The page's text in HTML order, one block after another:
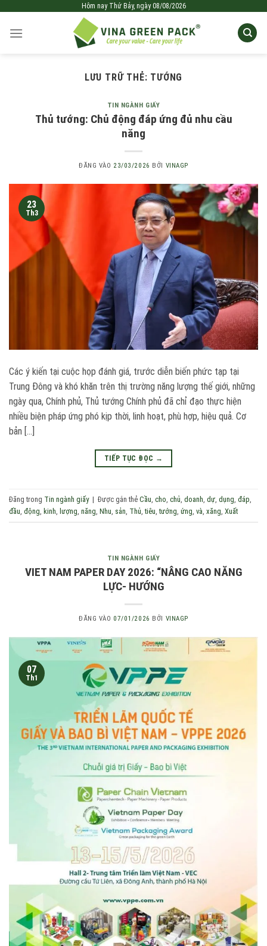
Hôm nay Thứ Bảy,ngày08/08/2026
LƯU TRỮ THẺ: TƯỚNG
TIN NGÀNH GIẤY
Thủ tướng: Chủ động đáp ứng đủ nhu cầu
năng
ĐĂNG VÀO 23/03/2026 BỞI VINAGP
23
Th3
Các ý kiến tại cuộc họp đánh giá, trước diễn biến phức tạp tại
Trung Đông và khó khăn trên thị trường năng lượng thế giới, những
ngày qua, Chính phủ, Thủ tướng Chính phủ đã chỉ đạo thực hiện
nhiều biện pháp ứng phó kịp thời, linh hoạt, phù hợp, hiệu quả. Cơ
bản […]
TIẾP TỤC ĐỌC →
Đăng trong Tin ngành giấy | Được gắn thẻ Cầu cho chủ doanh dự dụng đáp
đầu động kinh lượng năng Nhu sản Thủ ,tiêu ,tướng ứng và xăng Xuất
TIN NGÀNH GIẤY
VIET NAM PAPER DAY 2026: “NÂNG CAO NĂNG
LỰC- HƯỚNG
ĐĂNG VÀO 07/01/2026 BỞI VINAGP
07
Th1